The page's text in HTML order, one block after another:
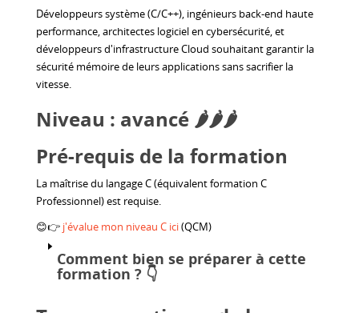
Développeurs système (C/C++), ingénieurs back-end haute
performance, architectes logiciel en cybersécurité, et
développeurs d'infrastructure Cloud souhaitant garantir la
sécurité mémoire de leurs applications sans sacrifier la
vitesse.
Niveau : avancé 🌶️🌶️🌶️
Pré-requis de la formation
La maîtrise du langage C (équivalent formation C
Professionnel) est requise.
😊👉 j'évalue mon niveau C ici(QCM)
Comment bien se préparer à cette
formation ? 👇